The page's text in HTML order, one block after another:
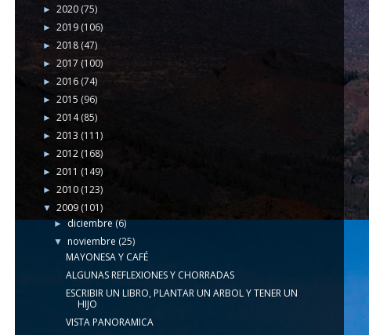
► 2020 (75)
► 2019 (106)
► 2018 (47)
► 2017 (100)
► 2016 (74)
► 2015 (96)
► 2014(85)
► 2013 (111)
► 2012 (168)
► 2011 (149)
► 2010 (123)
▼ 2009 (101)
► diciembre(6)
▼noviembre (25)
MAYONESA Y CAFÉ
ALGUNAS REFLEXIONES Y CHORRADAS
ESCRIBIR UN LIBRO, PLANTAR UN ARBOL Y TENER UN
HIJO
VISTA PANORAMICA